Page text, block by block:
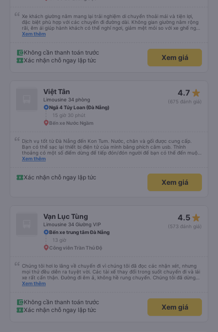
Xe khách giường nằm mang lại trải nghiệm di chuyển thoải mái và tiện lợi,
đặc biệt phù hợp với các chuyến đi đường dài. Không gian giường nằm rộng
rãi, êm ái giúp hành khách có thể nghỉ ngơi, giảm mệt mỏi so với xe ghế ngồi
thông thường. Hệ thống điều hòa hoạt động ổn định, xe vận hành êm, ít rung
ngũ tài xế và phụ xe phục vụ nhiệt tình, lịch sự, lái xe cẩn thận, đảm bảo an
toàn cho hành khách. Xe xuất bến đúng giờ, dừng nghỉ hợp lý, thuận tiện cho
việc ăn uống và vệ sinh. Với giá vé hợp lý, chất lượng phục vụ tốt, xe khách
Xem thêm
Không cần thanh toán trước
Xác nhận chỗ ngay lập tức
Xem giá
Việt Tân
Limousine 34 phòng
4.7 star_rate
(675 đánh giá)
Ngã 4 Túy Loan (Đà Nẵng)
15 giờ 30 phút
Bến xe Nước Ngầm
Dịch vụ tốt từ Đà Nẵng đến Kon Tum. Nước, chăn và gối được cung cấp.
Bạn có thể sạc lại thiết bị điện tử của mình bằng phích cắm usb. Thỉnh
thoảng có một số điểm dừng để tiếp đón/đón người để bạn có thể đến muộn
hơn một chút so với mô tả. (Lưu ý: chúng tôi hiểu và nói được một chút
Xem thêm
Xác nhận chỗ ngay lập tức
Xem giá
Vạn Lục Tùng
Limousine 34 Giường VIP
4.5 star_rate
(573 đánh giá)
Bến xe trung tâm Đà Nẵng
13 giờ
Công viên Trần Thủ Độ
Chúng tôi hơi lo lắng về chuyến đi vì chúng tôi đã đọc các nhận xét, nhưng
mọi thứ đều diễn ra tuyệt vời. Các tài xế thay đổi trong suốt chuyến đi và lái
xe rất cẩn thận. Đường đi êm ả, không hề rung chuyển. Chúng tôi đã dừng
đủ số lần để đi vệ sinh và dừng lại để ăn tối. Nhìn chung, ghế ngồi có thể hơi
Xem thêm
Không cần thanh toán trước
Xác nhận chỗ ngay lập tức
Xem giá